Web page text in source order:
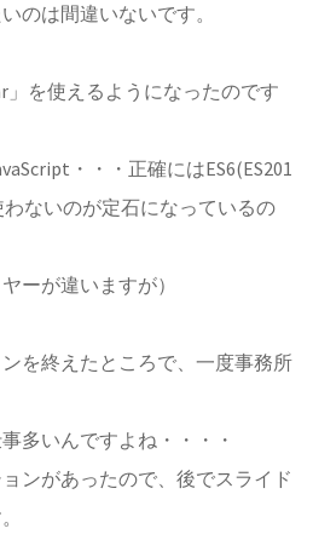
のは間違いないです。
」を使えるようになったのです
・・・正確にはES6(ES201
ないのが定石になっているの
ーが違いますが）
を終えたところで、一度事務所
多いんですよね・・・・
ンがあったので、後でスライド